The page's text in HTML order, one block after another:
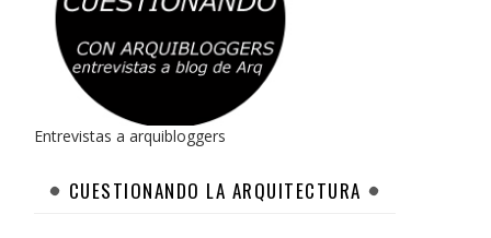
Entrevistas a arquibloggers
CUESTIONANDO LA ARQUITECTURA